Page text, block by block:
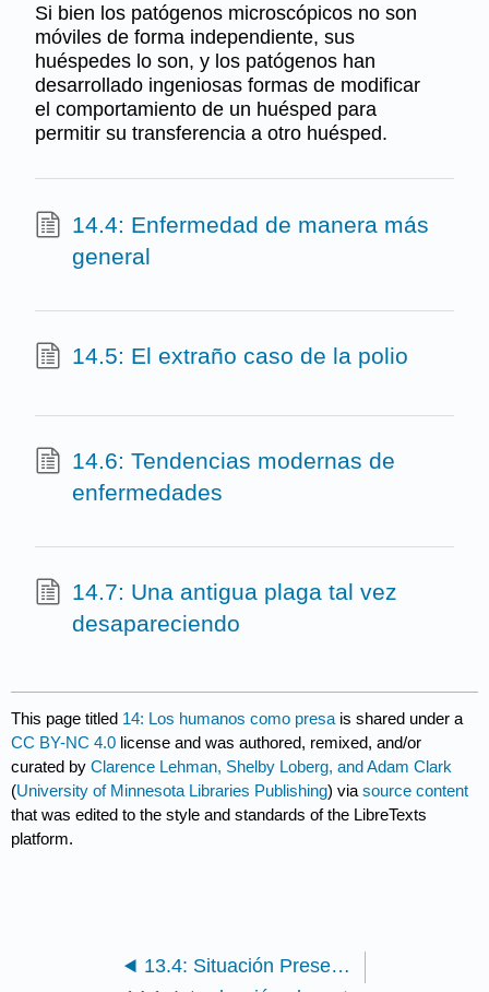
Si bien los patógenos microscópicos no son
móviles de forma independiente, sus
huéspedes lo son, y los patógenos han
desarrollado ingeniosas formas de modificar
el comportamiento de un huésped para
permitir su transferencia a otro huésped.
14.4: Enfermedad de manera más
general
14.5: El extraño caso de la polio
14.6: Tendencias modernas de
enfermedades
14.7: Una antigua plaga tal vez
desapareciendo
This page titled 14: Los humanos como presa is shared under a
CC BY-NC 4.0 license and was authored, remixed, and/or
curated byClarence Lehman, Shelby Loberg, and Adam Clark
(University of Minnesota Libraries Publishing) viasource content
that was edited to the style and standards of the LibreTexts
platform.
13.4: Situación Presente